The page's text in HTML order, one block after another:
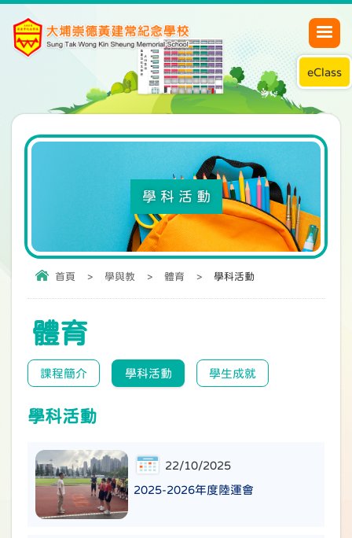
eClass
學科活動
首頁 > 學與教 > 體育 > 學科活動
體育
課程簡介 學科活動 學生成就
學科活動
22/10/2025
2025-2026年度陸運會